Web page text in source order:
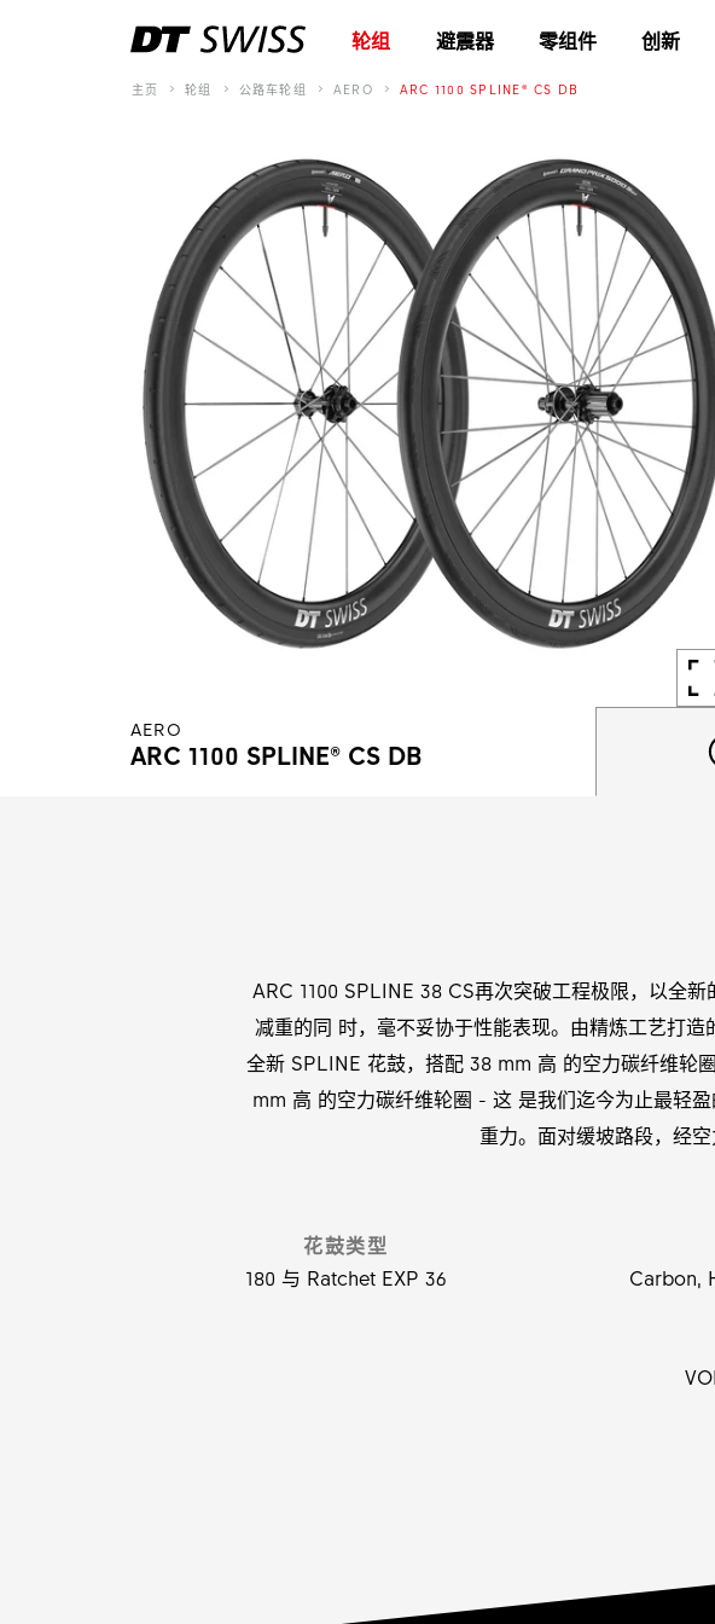
轮组 避震器 零组件 创新
主页 轮组 公路车轮组 AERO ARC 1100 SPLINE® CS DB
AERO
ARC 1100 SPLINE® CS DB
ARC 1100 SPLINE 38 CS再次突破工程极限，以全
减重的同 时，毫不妥协于性能表现。由精炼工艺打
全新 SPLINE 花鼓，搭配 38 mm 高 的空力碳纤维轮
mm 高 的空力碳纤维轮圈 - 这 是我们迄今为止最轻
重力。面对缓坡路段，经
花鼓类型
180 与 Ratchet EXP 36
Carbon,